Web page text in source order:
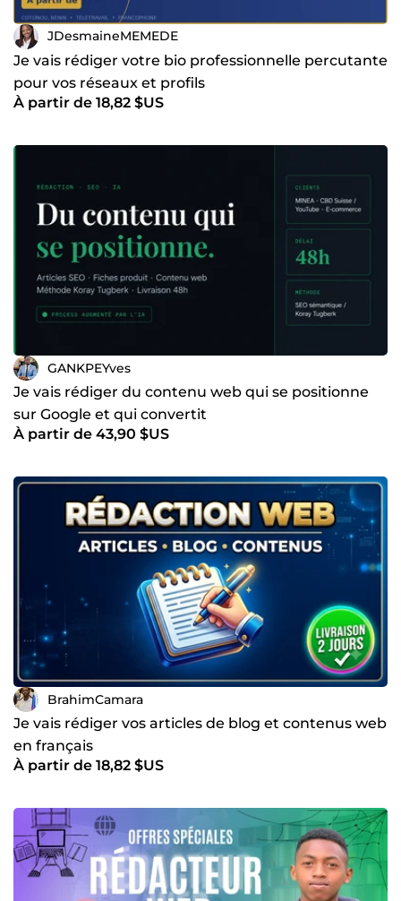
JDesmaineMEMEDE
Je vais rédiger votre bio professionnelle percutante
pour vos réseaux et profils
À partir de 18,82 $US
GANKPEYves
Je vais rédiger du contenu web qui se positionne
sur Google et qui convertit
À partir de 43,90 $US
BrahimCamara
Je vais rédiger vos articles de blog et contenus web
en français
À partir de 18,82 $US